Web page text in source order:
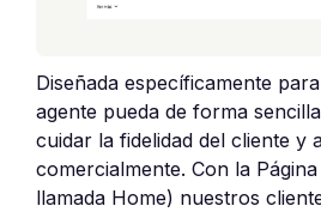
Diseñada específicamente
agente pueda de forma
cuidar la fidelidad del cliente y
comercialmente. Con la
llamada Home) nuestros